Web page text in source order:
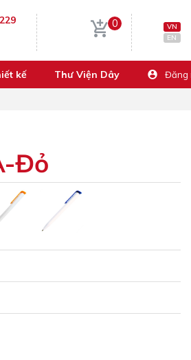
0
VN
EN
kế Thư Viện Dây Đăng
Đỏ